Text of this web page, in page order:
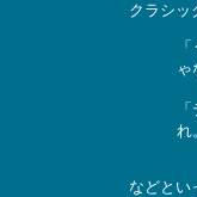
クラシッ
ゃ
れ
などとい